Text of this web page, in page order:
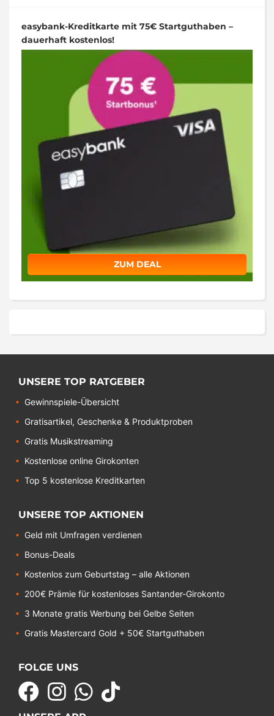
easybank-Kreditkarte mit 75€ Startguthaben –
dauerhaft kostenlos!
ZUM DEAL
UNSERE TOP RATGEBER
Gewinnspiele-Übersicht
Gratisartikel, Geschenke & Produktproben
Gratis Musikstreaming
Kostenlose online Girokonten
Top 5 kostenlose Kreditkarten
UNSERE TOP AKTIONEN
Geld mit Umfragen verdienen
Bonus-Deals
Kostenlos zum Geburtstag – alle Aktionen
200€ Prämie für kostenloses Santander-Girokonto
3 Monate gratis Werbung bei Gelbe Seiten
Gratis Mastercard Gold + 50€ Startguthaben
FOLGE UNS